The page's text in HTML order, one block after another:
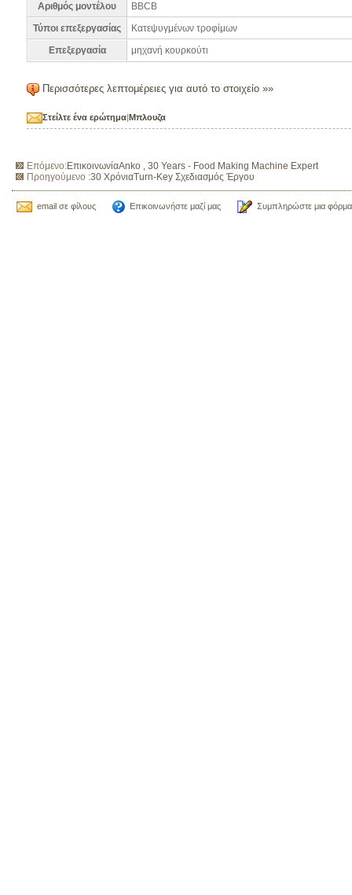
Αριθμός μοντέλου
BBCB
Τύποι επεξεργασίας
Κατεψυγμένων τροφίμων
Επεξεργασία
μηχανή κουρκούτι
Περισσότερες λεπτομέρειες για αυτό το στοιχείο »»
Στείλτε ένα ερώτημα|Μπλουζα
Επόμενο:ΕπικοινωνίαAnko , 30 Years - Food Making Machine Expert
Προηγούμενο :30 ΧρόνιαTurn-Key Σχεδιασμός Έργου
email σε φίλους Επικοινωνήστε μαζί μας Συμπληρώστε μια